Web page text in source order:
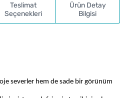
Teslimat
Seçenekleri
Ürün Detay
Bilgisi
severler hem de sade bir görünüm